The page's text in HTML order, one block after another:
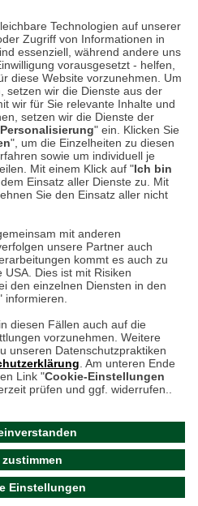
Technologien auf unserer
Zugriff von Informationen in
essenziell, während andere uns
vorausgesetzt - helfen,
diese Website vorzunehmen. Um
setzen wir die Dienste aus der
wir für Sie relevante Inhalte und
setzen wir die Dienste der
Personalisierung" ein. Klicken Sie
", um die Einzelheiten zu diesen
sowie um individuell je
Mit einem Klick auf "Ich bin
Einsatz aller Dienste zu. Mit
Sie den Einsatz aller nicht
mit anderen
unsere Partner auch
kommt es auch zu
Dies ist mit Risiken
den einzelnen Diensten in den
informieren.
diesen Fällen auch auf die
vorzunehmen. Weitere
unseren Datenschutzpraktiken
. Am unteren Ende
Link "Cookie-Einstellungen
prüfen und ggf. widerrufen..
Einstellungen
in Meckenheim
Steinbüchel 6
9:00 Uhr bis 18:00 Uhr
Information
uns im Netz
Datenschutz
Impressum
von Bewertungen
unserer Website
um 23:09
BRITISH SHOP
GmbH & Co. KG
Browser
keine Cookies!
Fall unseren Online-Shop
Ihr Browser unsere funktionalen
auf unserer Website
können Sie entscheiden,